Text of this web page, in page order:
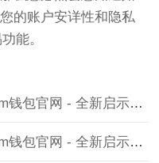
的账户安详性和隐私
能。
官网 - 全新启示与警示
官网 - 全新启示与警示